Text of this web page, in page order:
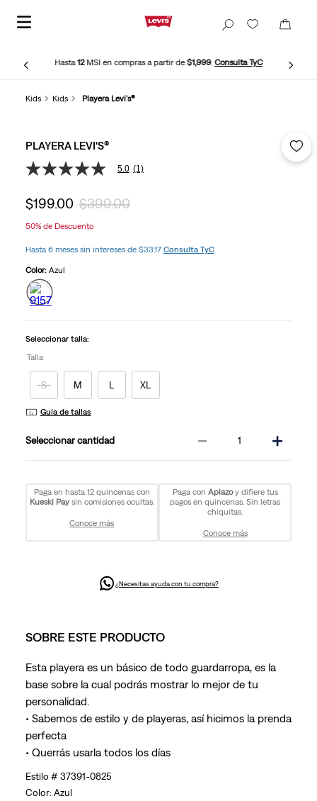
Hasta12MSI en compras a partir de$1,999.Consulta TyC
Kids Kids Playera Levi's®
PLAYERA LEVI'S®
5.0
5
estrellas,
medio
valoración.
Read
a
Review.
Enlace
página.
5.0 (1)
$199.00 $399.00
50%de Descuento
Hasta 6 meses sin intereses de $33.17 Consulta TyC
Color: Azul
Seleccionar talla:
Talla
S M L XL
Guía de tallas
cantidad ＋
－
Paga en hasta 12 quincenas con
Kueski Paysin comisiones ocultas.
Conoce más
Paga con Aplazoy difiere tus
pagos en quincenas. Sin letras
chiquitas.
Conoce más
¿Necesitas ayuda con tu compra?
SOBRE ESTE PRODUCTO
Esta playera es un básico de todo guardarropa, es la
base sobre la cual podrás mostrar lo mejor de tu
personalidad.
• Sabemos de estilo y de playeras, así hicimos la prenda
perfecta
• Querrás usarla todos los días
37391-0825
Azul